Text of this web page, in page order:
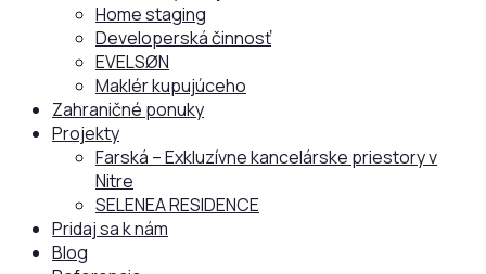
Home staging
Developerská činnosť
EVELSØN
Maklér kupujúceho
Zahraničné ponuky
Projekty
Farská – Exkluzívne kancelárske priestory v
Nitre
SELENEA RESIDENCE
Pridaj sa k nám
Blog